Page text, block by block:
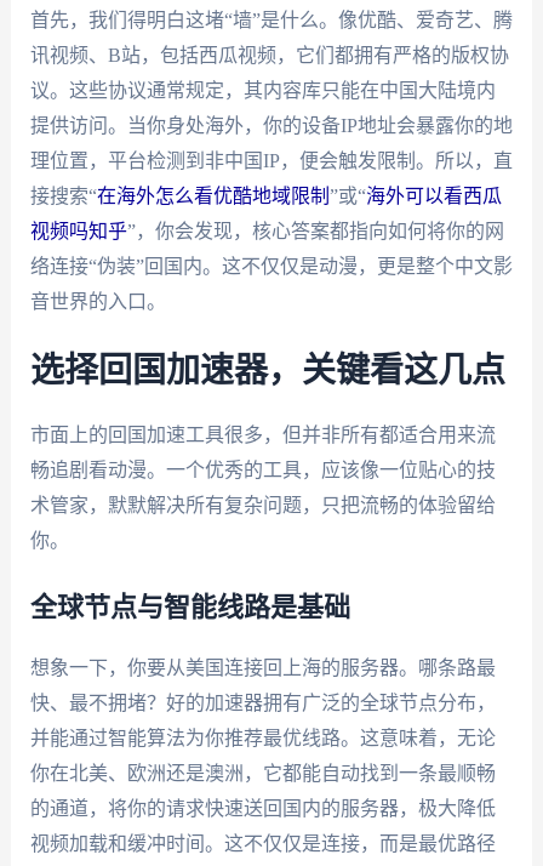
首先，我们得明白这堵“墙”是什么。像优酷、爱奇艺、腾
讯视频、B站，包括西瓜视频，它们都拥有严格的版权协
议。这些协议通常规定，其内容库只能在中国大陆境内
提供访问。当你身处海外，你的设备IP地址会暴露你的地
理位置，平台检测到非中国IP，便会触发限制。所以，直
接搜索“在海外怎么看优酷地域限制 ”或“海外可以看西瓜
视频吗知乎”，你会发现，核心答案都指向如何将你的网
络连接“伪装”回国内。这不仅仅是动漫，更是整个中文影
音世界的入口。
选择回国加速器，关键看这几点
市面上的回国加速工具很多，但并非所有都适合用来流
畅追剧看动漫。一个优秀的工具，应该像一位贴心的技
术管家，默默解决所有复杂问题，只把流畅的体验留给
你。
全球节点与智能线路是基础
想象一下，你要从美国连接回上海的服务器。哪条路最
快、最不拥堵？好的加速器拥有广泛的全球节点分布，
并能通过智能算法为你推荐最优线路。这意味着，无论
你在北美、欧洲还是澳洲，它都能自动找到一条最顺畅
的通道，将你的请求快速送回国内的服务器，极大降低
视频加载和缓冲时间。这不仅仅是连接，而是最优路径